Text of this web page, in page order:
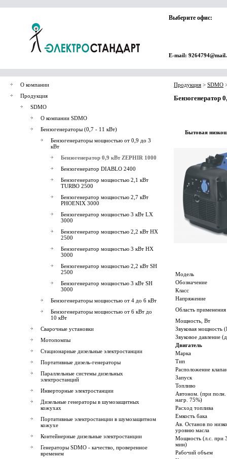
Выберите офис:
E-mail:
О компании
Продукция
SDMO
О компании SDMO
Бензогенераторы (0,7 - 11 кВт)
Бензогенераторы мощностью от 0,9 до 3
кВт
Бензогенератор 0,9 кВт ZEPHIR 1000
Бензогенератор DIABLO 2400
Бензогенератор мощностью 2,1 кВт
TURBO 2500
Бензогенератор мощностью 2,7 кВт
PHOENIX 3000
Бензогенератор мощностью 3 кВт LX
3000
Бензогенератор мощностью 2,2 кВт HX
2500
Бензогенератор мощностью 3 кВт HX
3000
Бензогенератор мощностью 2,2 кВт SH
2500
Бензогенератор мощностью 3 кВт SH
3000
Бензогенераторы мощностью от 4 до 6 кВт
Бензогенераторы мощностью от 6 кВт до
10 кВт
Сварочные установки
Мотопомпы
Стационарные дизельные электростанции
Портативные дизель-генераторы
Параллельные системы дизельных
электростанций
Инверторные электростанции
Дизельные генераторы в шумозащитных
кожухах
Портативные электростанции в шумозащитном
кожухе
Контейнерные дизельные электростанции
Генераторы SDMO - качество, проверенное
временем
Продукция > SDMO
Бензогенератор
Бытовая
Модель
Обозначение
Класс
Напряжение
Область применения
Мощность, Вт
Звуковая мощность
Звуковое давление
Двигатель
Марка
Тип
Расположение
Запуск
Топливо
Автоном. (при полн.
нагр. 75%)
Расход топлива
Емкость бака
Ав. Останов по
уровню масла
Мощность (л.с. при
мин)
Рабочий объем